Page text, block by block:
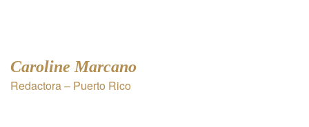
Caroline Marcano
Redactora – Puerto Rico